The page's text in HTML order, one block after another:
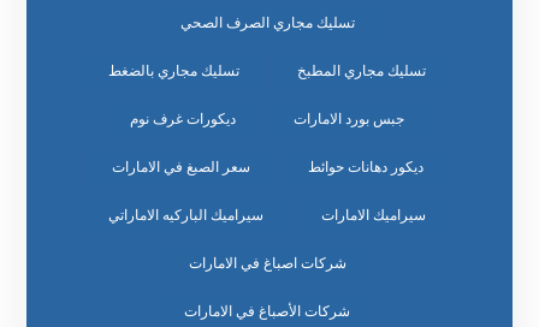
تسليك مجاري الصرف الصحي
تسليك مجاري المطبخ تسليك مجاري بالضغط
جبس بورد الامارات ديكورات غرف نوم
ديكور دهانات حوائط سعر الصبغ في الامارات
سيراميك الامارات سيراميك الباركيه الاماراتي
شركات اصباغ في الامارات
شركات الأصباغ في الامارات